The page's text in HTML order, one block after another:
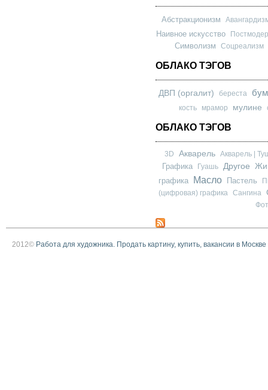
Абстракционизм
Наивное искусство
Символизм Соцреализм
ОБЛАКО ТЭГОВ
ДВП (оргалит) береста
кость мрамор мулине
ОБЛАКО ТЭГОВ
3D Акварель Акварель |
Графика Гуашь Другое
графика
Масло Пастель
(цифровая) графика Сангина
2012© Работа для художника. Продать картину, купить, вакансии в Москве